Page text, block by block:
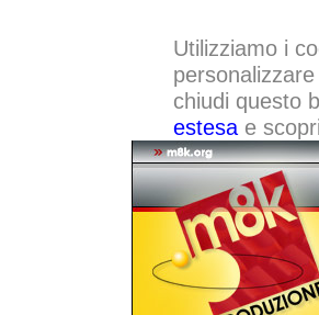
Utilizziamo i
chiudi questo
estesae